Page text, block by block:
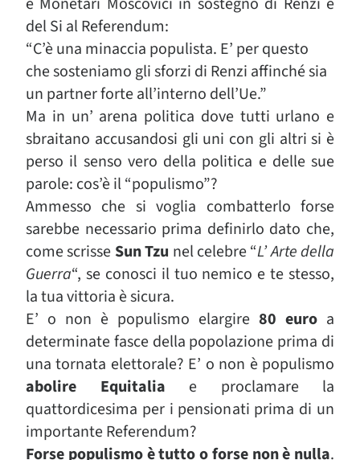
del Si al Referendum:
“C’è una minaccia populista. E’ per questo
che sosteniamo gli sforzi di Renzi affinché sia
un partner forte all’interno dell’Ue.”
Ma in un’ arena politica dove tutti urlano e
sbraitano accusandosi gli uni con gli altri si è
perso il senso vero della politica e delle sue
parole: cos’è il “populismo”?
Ammesso che si voglia combatterlo forse
sarebbe necessario prima definirlo dato che,
come scrisse Sun Tzu nel celebre “L’ Arte della
Guerra“, se conosci il tuo nemico e te stesso,
la tua vittoria è sicura.
E’ o non è populismo elargire 80 euro a
determinate fasce della popolazione prima di
una tornata elettorale? E’ o non è populismo
abolire Equitalia e proclamare la
quattordicesima per i pensionati prima di un
importante Referendum?
Forse populismo è tutto o forse non è nulla.